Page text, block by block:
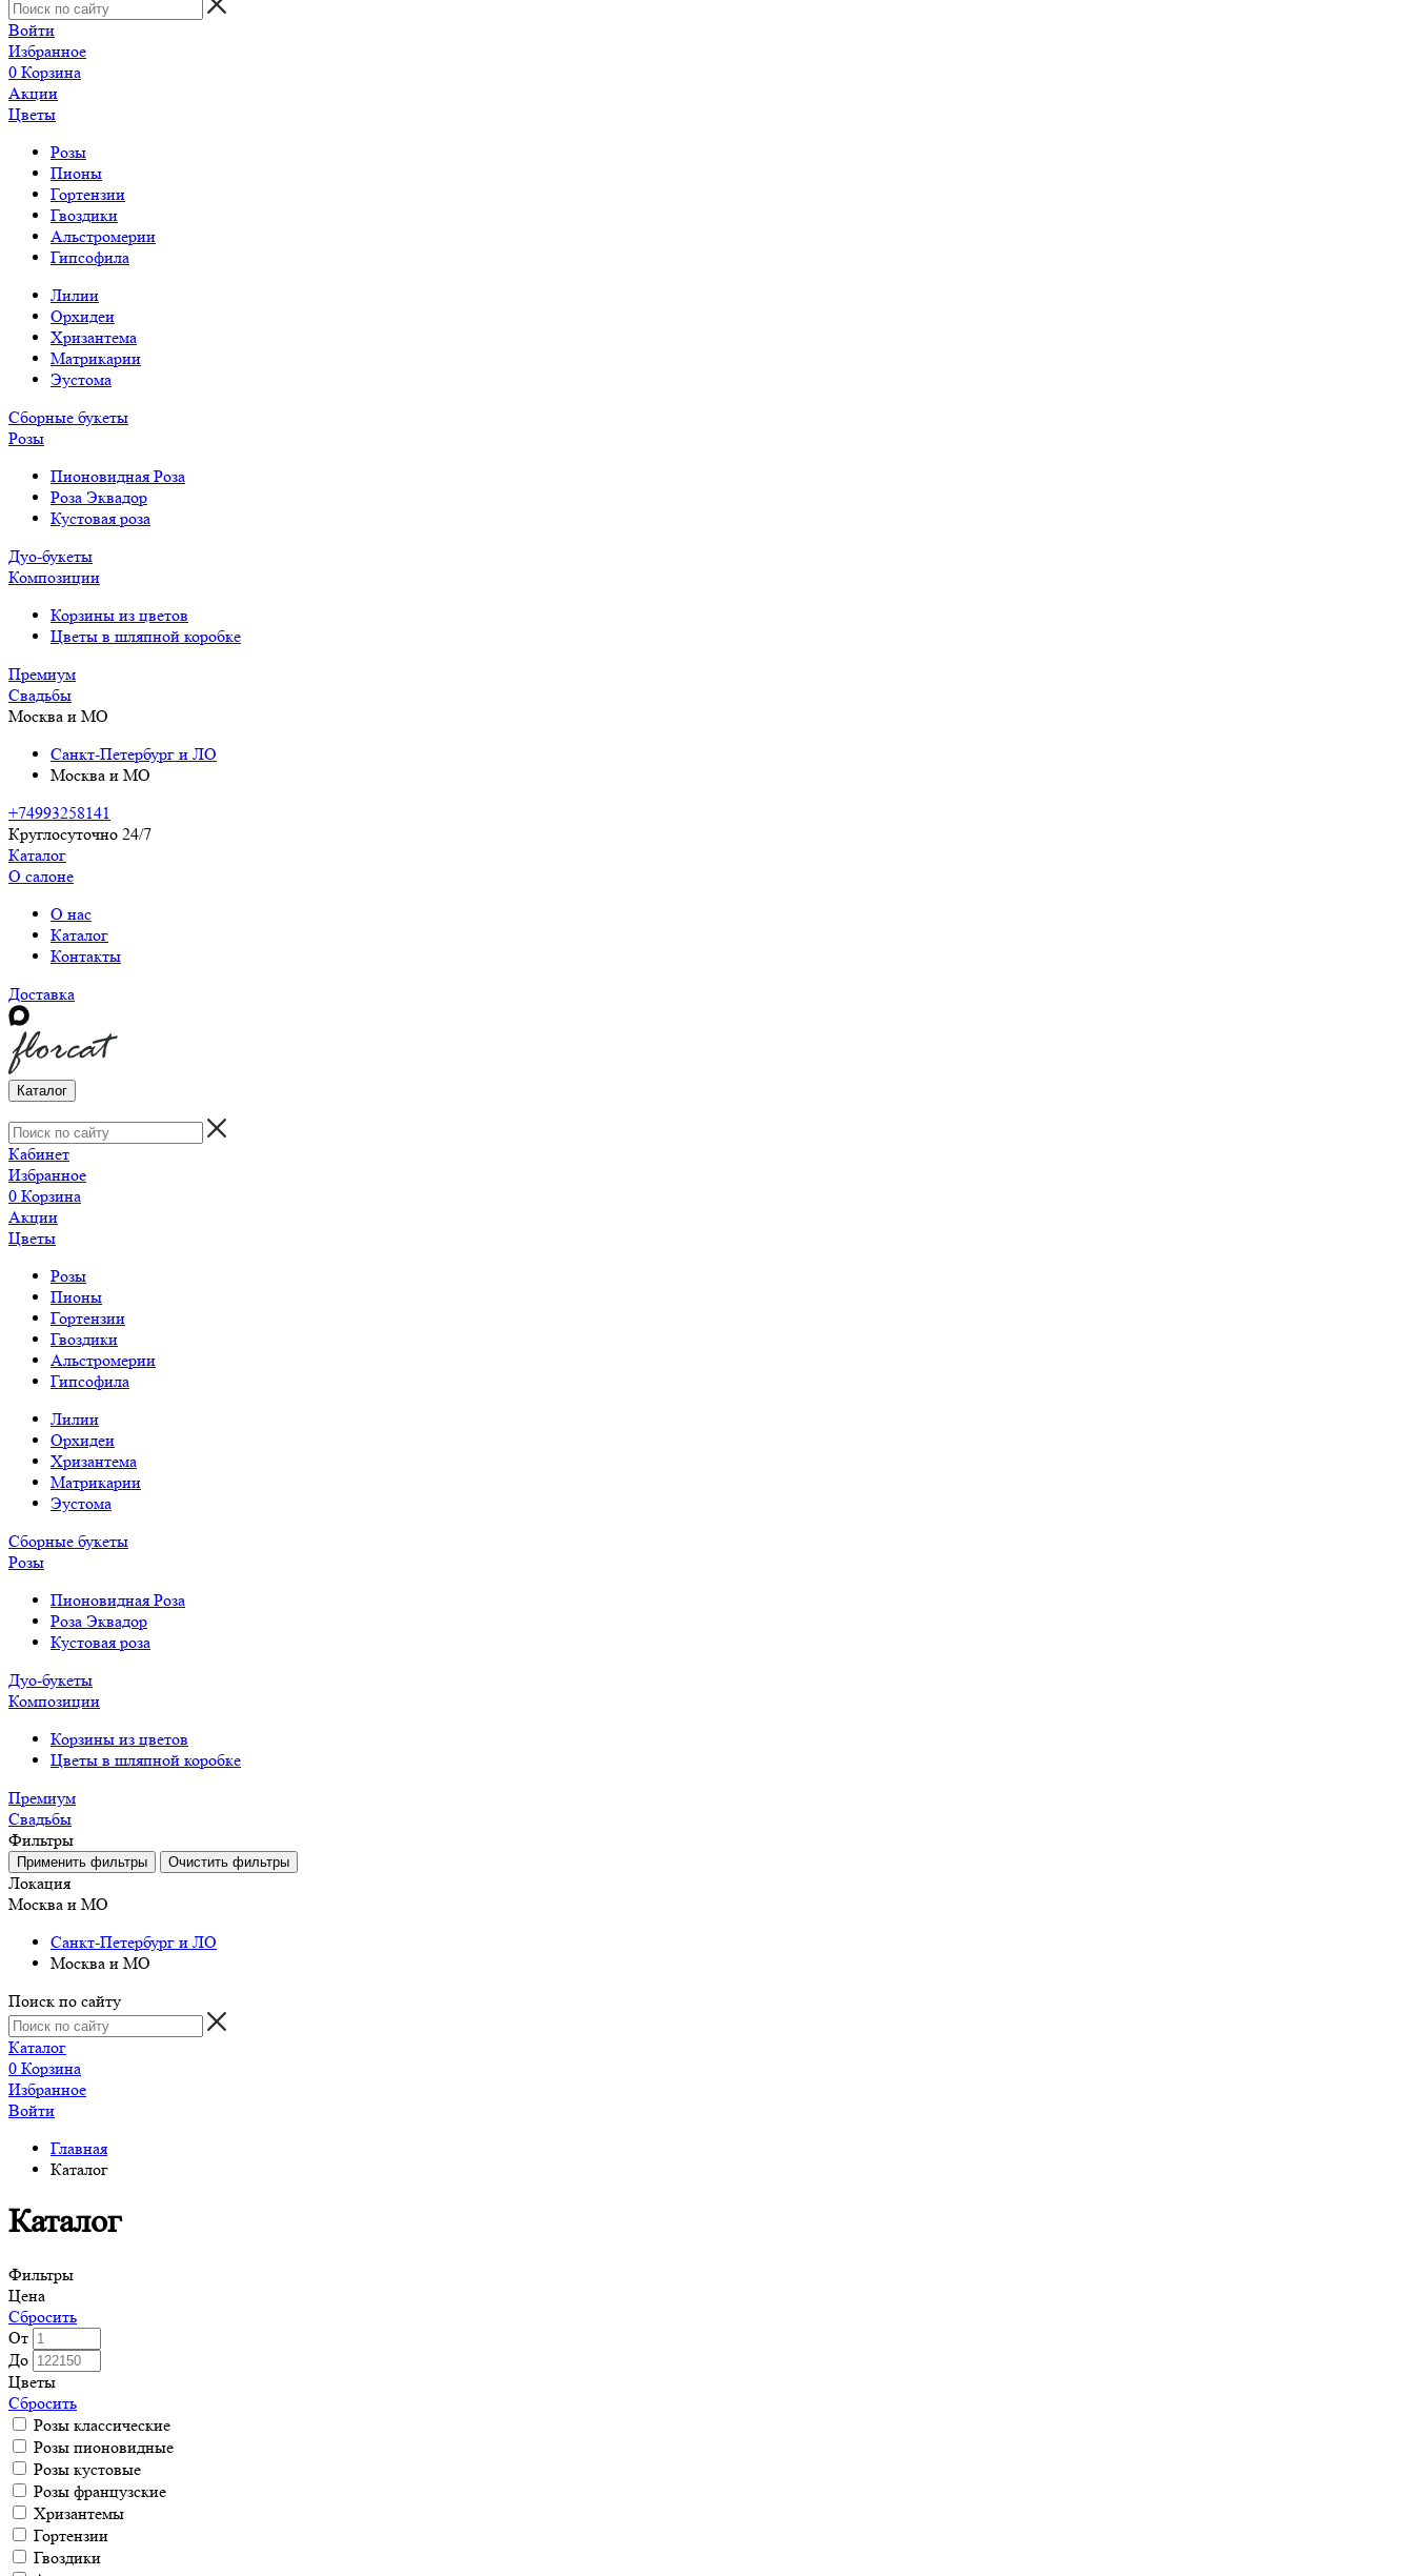
Войти
Избранное
0 Корзина
Акции
Цветы
Розы
Пионы
Гортензии
Гвоздики
Альстромерии
Гипсофила
Лилии
Орхидеи
Хризантема
Матрикарии
Эустома
Сборные букеты
Розы
Пионовидная Роза
Роза Эквадор
Кустовая роза
Дуо-букеты
Композиции
Корзины из цветов
Цветы в шляпной коробке
Премиум
Свадьбы
Москва и МО
Санкт-Петербург и ЛО
Москва и МО
+74993258141
Круглосуточно 24/7
Каталог
О салоне
О нас
Каталог
Контакты
Доставка
Каталог
Кабинет
Избранное
0 Корзина
Акции
Цветы
Розы
Пионы
Гортензии
Гвоздики
Альстромерии
Гипсофила
Лилии
Орхидеи
Хризантема
Матрикарии
Эустома
Сборные букеты
Розы
Пионовидная Роза
Роза Эквадор
Кустовая роза
Дуо-букеты
Композиции
Корзины из цветов
Цветы в шляпной коробке
Премиум
Свадьбы
Фильтры
Локация
Москва и МО
Санкт-Петербург и ЛО
Москва и МО
Поиск по сайту
Каталог
0 Корзина
Избранное
Войти
Главная
Каталог
Каталог
Фильтры
Цена
Сбросить
От
До
Цветы
Сбросить
Розы классические
Розы пионовидные
Розы кустовые
Розы французские
Хризантемы
Гортензии
Гвоздики